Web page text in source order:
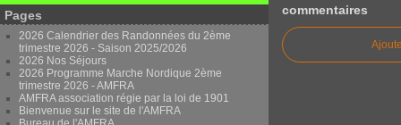
Pages
2026 Calendrier des Randonnées du 2ème
trimestre 2026 - Saison 2025/2026
2026 Nos Séjours
2026 Programme Marche Nordique 2ème
trimestre 2026 - AMFRA
AMFRA association régie par la loi de 1901
Bienvenue sur le site de l'AMFRA
commentaires